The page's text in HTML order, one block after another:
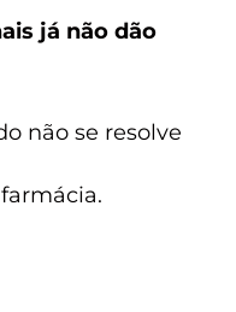
já não dão
não se resolve